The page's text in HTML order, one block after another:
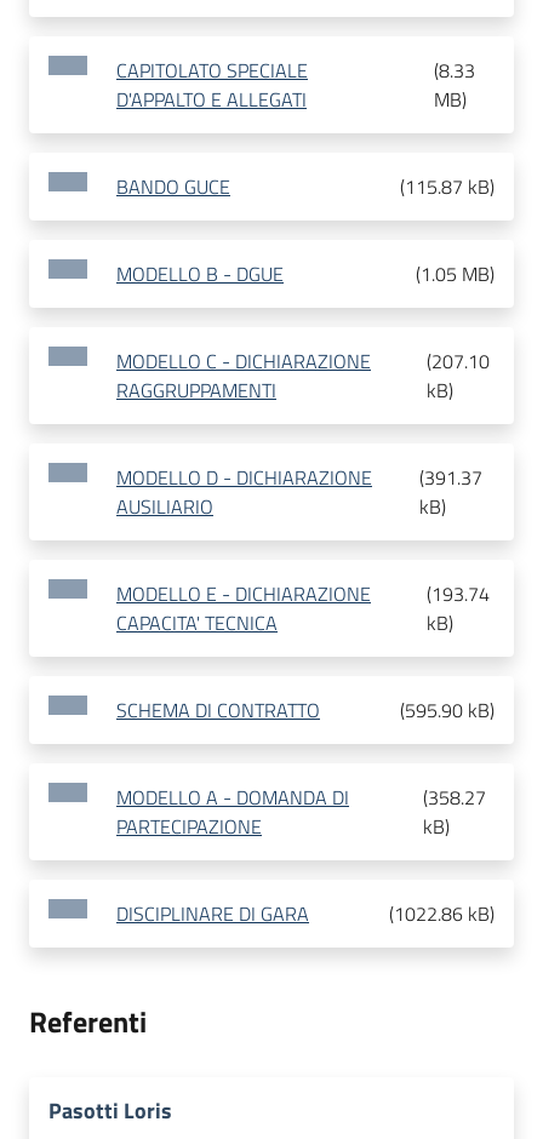
CAPITOLATO SPECIALE
D'APPALTO E ALLEGATI
(8.33
MB)
BANDO GUCE (115.87 kB)
MODELLO B - DGUE (1.05 MB)
MODELLO C - DICHIARAZIONE
RAGGRUPPAMENTI
(207.10
kB)
MODELLO D - DICHIARAZIONE
AUSILIARIO
(391.37
kB)
MODELLO E - DICHIARAZIONE
CAPACITA' TECNICA
(193.74
kB)
SCHEMA DI CONTRATTO (595.90 kB)
MODELLO A - DOMANDA DI
PARTECIPAZIONE
(358.27
kB)
DISCIPLINARE DI GARA (1022.86 kB)
Referenti
Pasotti Loris